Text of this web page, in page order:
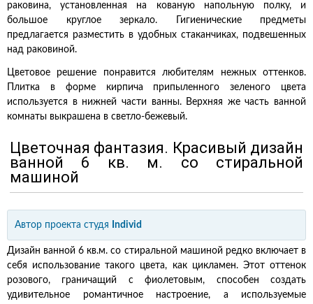
раковина, установленная на кованую напольную полку, и
большое круглое зеркало. Гигиенические предметы
предлагается разместить в удобных стаканчиках, подвешенных
над раковиной.
Цветовое решение понравится любителям нежных оттенков.
Плитка в форме кирпича припыленного зеленого цвета
используется в нижней части ванны. Верхняя же часть ванной
комнаты выкрашена в светло-бежевый.
Цветочная фантазия. Красивый дизайн
ванной 6 кв. м. со стиральной
машиной
Автор проекта студя Individ
Дизайн ванной 6 кв.м. со стиральной машиной редко включает в
себя использование такого цвета, как цикламен. Этот оттенок
розового, граничащий с фиолетовым, способен создать
удивительное романтичное настроение, а используемые